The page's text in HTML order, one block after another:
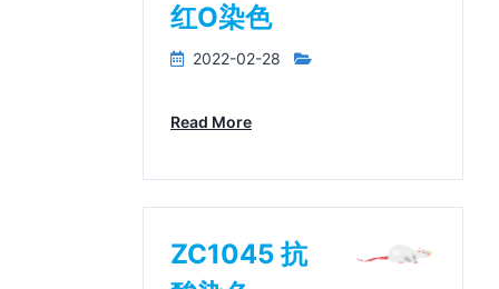
红O染色
2022-02-28
Read More
ZC1045 抗